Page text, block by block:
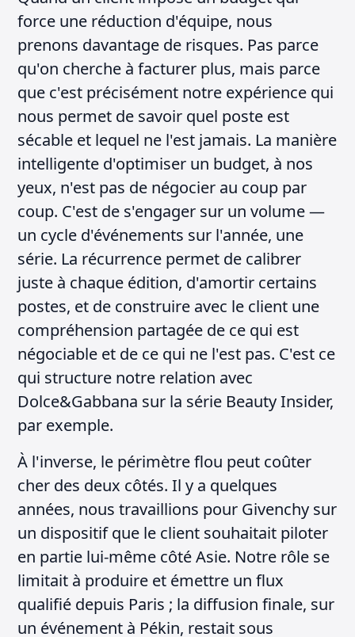
force une réduction d'équipe, nous
prenons davantage de risques. Pas parce
qu'on cherche à facturer plus, mais parce
que c'est précisément notre expérience qui
nous permet de savoir quel poste est
sécable et lequel ne l'est jamais. La manière
intelligente d'optimiser un budget, à nos
yeux, n'est pas de négocier au coup par
coup. C'est de s'engager sur un volume —
un cycle d'événements sur l'année, une
série. La récurrence permet de calibrer
juste à chaque édition, d'amortir certains
postes, et de construire avec le client une
compréhension partagée de ce qui est
négociable et de ce qui ne l'est pas. C'est ce
qui structure notre relation avec
Dolce&Gabbana sur la série Beauty Insider,
par exemple.
À l'inverse, le périmètre flou peut coûter
cher des deux côtés. Il y a quelques
années, nous travaillions pour Givenchy sur
un dispositif que le client souhaitait piloter
en partie lui-même côté Asie. Notre rôle se
limitait à produire et émettre un flux
qualifié depuis Paris ; la diffusion finale, sur
un événement à Pékin, restait sous